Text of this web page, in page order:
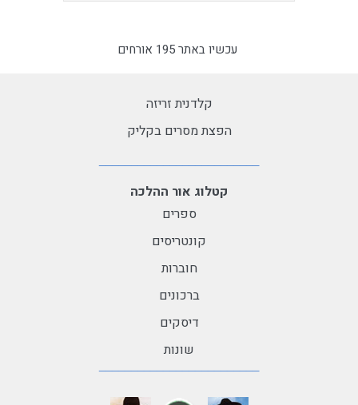
עכשיו באתר 195 אורחים
קלדנית זריזה
הפצת מסרים בקליק
קטלוג אור ההלכה
ספרים
קונטריסים
חוברות
ברכונים
דיסקים
שונות